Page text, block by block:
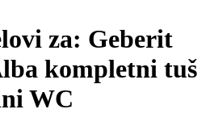
za: Geberit
kompletni tuš
WC